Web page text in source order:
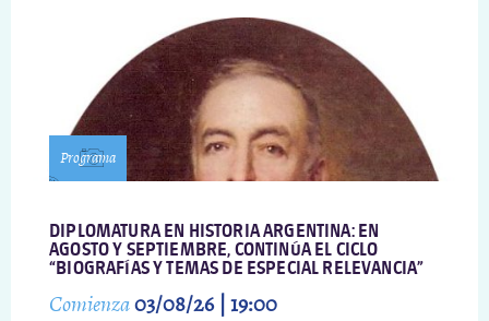
Programa
DIPLOMATURA EN HISTORIA ARGENTINA: EN
AGOSTO Y SEPTIEMBRE, CONTINÚA EL CICLO
“BIOGRAFÍAS Y TEMAS DE ESPECIAL RELEVANCIA”
Comienza03/08/26 | 19:00